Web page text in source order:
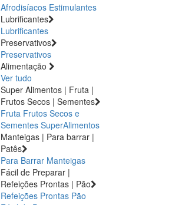
Afrodisíacos Estimulantes
Lubrificantes
Lubrificantes
Preservativos
Preservativos
Alimentação
Ver tudo
Super Alimentos | Fruta |
Frutos Secos | Sementes
Fruta Frutos Secos e
Sementes SuperAlimentos
Manteigas | Para barrar |
Patês
Para Barrar Manteigas
Fácil de Preparar |
Refeições Prontas | Pão
Refeições Prontas Pão